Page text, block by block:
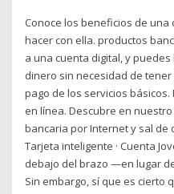
Conoce los beneficios de
hacer con ella. productos
a una cuenta digital, y
dinero sin necesidad de
pago de los servicios
en línea. Descubre en
bancaria por Internet y sal de
Tarjeta inteligente · Cuenta
debajo del brazo —en lugar
Sin embargo, sí que es cierto